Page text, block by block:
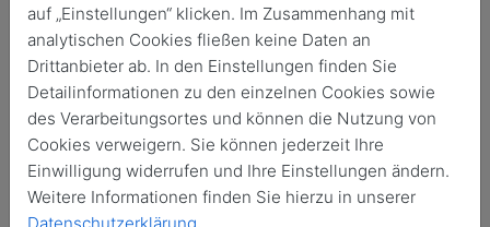
auf „Einstellungen“ klicken. Im Zusammenhang mit
analytischen Cookies fließen keine Daten an
Drittanbieter ab. In den Einstellungen finden Sie
Detailinformationen zu den einzelnen Cookies sowie
des Verarbeitungsortes und können die Nutzung von
Cookies verweigern. Sie können jederzeit Ihre
Einwilligung widerrufen und Ihre Einstellungen ändern.
Weitere Informationen finden Sie hierzu in unserer